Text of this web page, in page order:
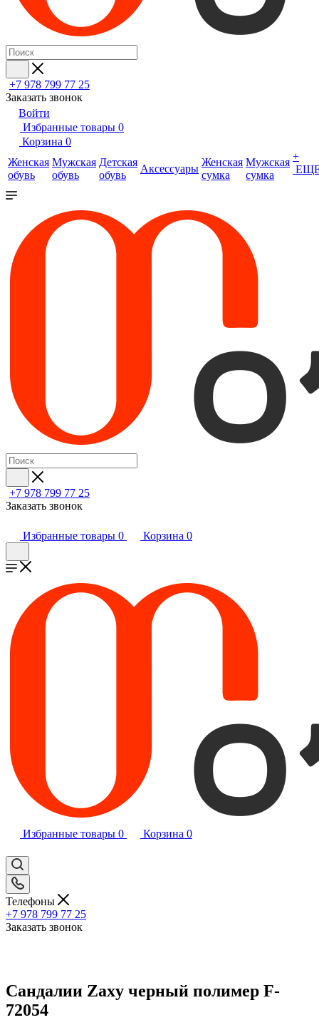
+7 978 799 77 25
Заказать звонок
Войти
Избранные товары 0
Корзина 0
Женская
обувь
Мужская
обувь
Детская
обувь
Аксессуары
Женская
сумка
Мужская
сумка
+
+7 978 799 77 25
Заказать звонок
Избранные товары 0 Корзина 0
Избранные товары 0 Корзина 0
Телефоны
+7 978 799 77 25
Заказать звонок
Сандалии Zaxy черный полимер F-
72054